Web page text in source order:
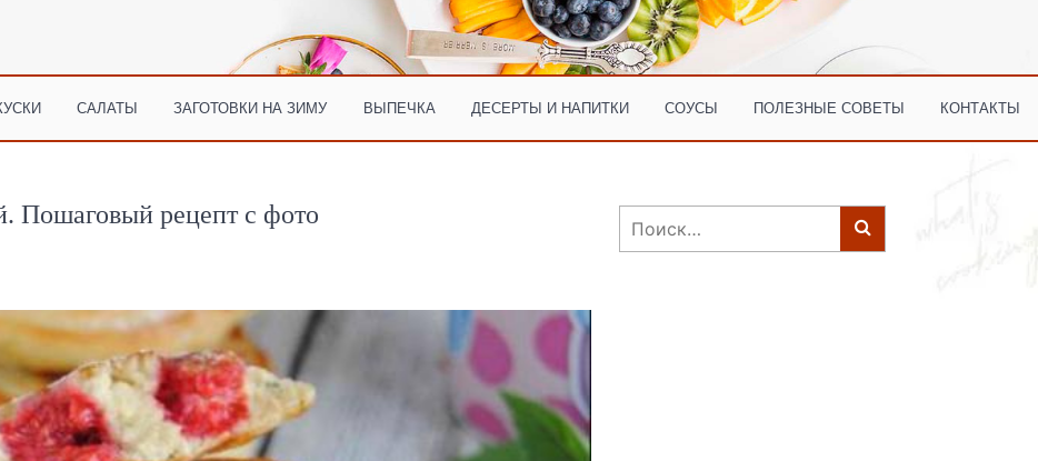
САЛАТЫ ЗАГОТОВКИ НА ЗИМУ ВЫПЕЧКА ДЕСЕРТЫ И НАПИТКИ СОУСЫ ПОЛЕЗНЫЕ СОВЕТЫ КОНТАКТЫ
Пошаговый рецепт с фото Найти: